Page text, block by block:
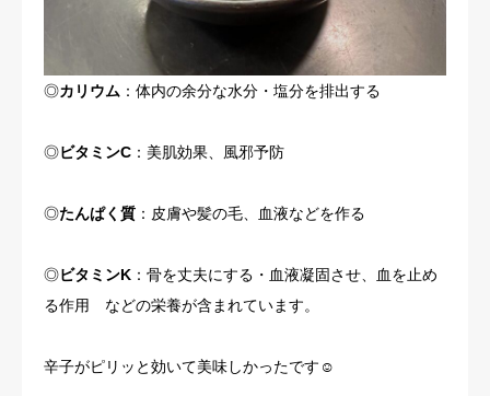
◎カリウム ：体内の余分な水分・塩分を排出する
◎ビタミンC ：美肌効果、風邪予防
◎たんぱく質 ：皮膚や髪の毛、血液などを作る
◎ビタミンK ：骨を丈夫にする・血液凝固させ、血を止め
る作用 などの栄養が含まれています。
辛子がピリッと効いて美味しかったです☺